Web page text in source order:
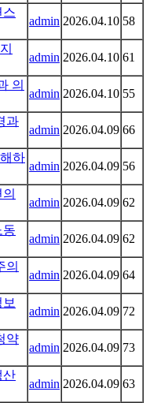
스
admin 2026.04.10 58
admin 2026.04.10 61
의
admin 2026.04.10 55
과
admin 2026.04.09 66
하
admin 2026.04.09 56
admin 2026.04.09 62
동
admin 2026.04.09 62
의
admin 2026.04.09 64
admin 2026.04.09 72
약
admin 2026.04.09 73
산
admin 2026.04.09 63